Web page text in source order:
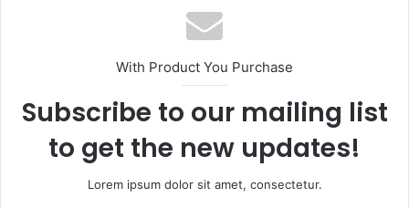
s
i
e
With Product You Purchase
Subscribe to our mailing list
to get the new updates!
Lorem ipsum dolor sit amet, consectetur.